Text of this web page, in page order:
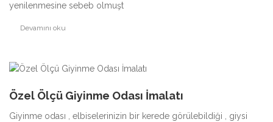
yenilenmesine sebeb olmuşt
Devamını oku
Özel Ölçü Giyinme Odası İmalatı
Giyinme odası , elbiselerinizin bir kerede görülebildiği , giysi